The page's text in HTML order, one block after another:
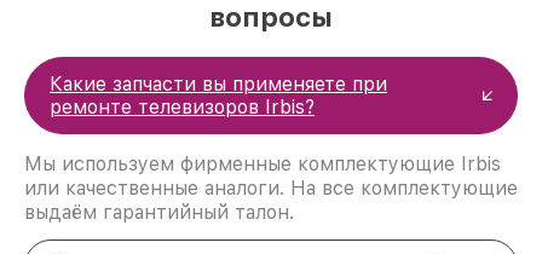
Оригинальные запчастис гарантией
качества, чтобы ваш Irbis работал, как новый.
Быстрые срокиремонта — большинство
работ выполняется в течение одного дня.
Удобство— возможен выезд мастера или
доставка устройства в сервис.
Каждую работу мы завершаем тестированием,
чтобы убедиться, что телевизор полностью
исправен. Вы получаете гарантию на все
выполненные работы и установленные детали.
вопросы
Какие запчасти вы применяете при
ремонте телевизоров Irbis?
Мы используем фирменные комплектующие Irbis
или качественные аналоги. На все комплектующие
выдаём гарантийный талон.